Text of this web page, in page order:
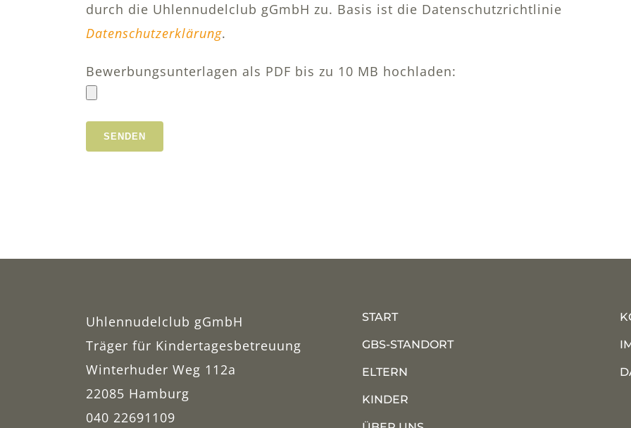
durch die Uhlennudelclub gGmbH zu. Basis ist die Datenschutzrichtlinie
Datenschutzerklärung.
Bewerbungsunterlagen als PDF bis zu 10 MB hochladen:
Uhlennudelclub gGmbH
Träger für Kindertagesbetreuung
Winterhuder Weg 112a
22085 Hamburg
040 22691109
START
GBS-STANDORT
ELTERN
KINDER